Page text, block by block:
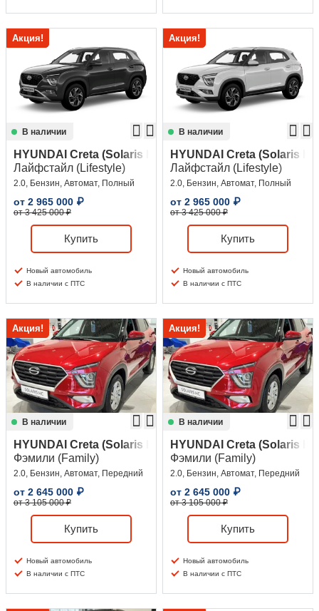
Акция!
В наличии
HYUNDAI Creta (Solaris HC)
Лайфстайл (Lifestyle)
2.0, Бензин, Автомат, Полный
от 2 965 000 ₽
от 3 425 000 ₽
Купить
Новый автомобиль
В наличии с ПТС
Акция!
В наличии
HYUNDAI Creta (Solaris
Лайфстайл (Lifestyle)
2.0, Бензин, Автомат, Полный
от 2 965 000 ₽
от 3 425 000 ₽
Купить
Новый автомобиль
В наличии с ПТС
Акция!
В наличии
HYUNDAI Creta (Solaris HC)
Фэмили (Family)
2.0, Бензин, Автомат, Передний
от 2 645 000 ₽
от 3 105 000 ₽
Купить
Новый автомобиль
В наличии с ПТС
Акция!
В наличии
HYUNDAI Creta (Solaris
Фэмили (Family)
2.0, Бензин, Автомат, Передний
от 2 645 000 ₽
от 3 105 000 ₽
Купить
Новый автомобиль
В наличии с ПТС